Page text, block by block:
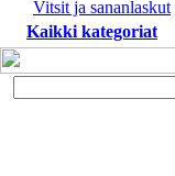
Vitsit ja sananlaskut
Kaikki kategoriat